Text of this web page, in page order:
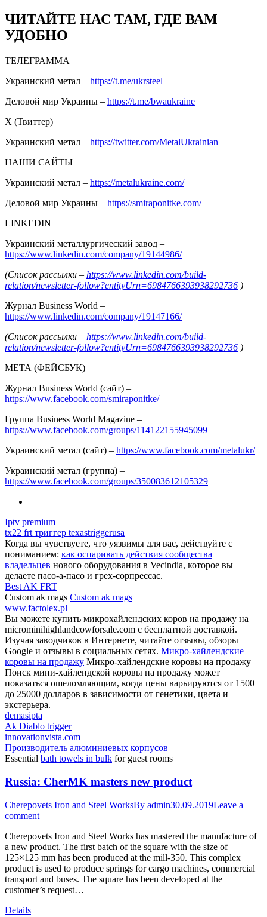
ЧИТАЙТЕ НАС ТАМ, ГДЕ ВАМ
УДОБНО
ТЕЛЕГРАММА
Украинский метал – https://t.me/ukrsteel
Деловой мир Украины – https://t.me/bwaukraine
Х (Твиттер)
Украинский метал – https://twitter.com/MetalUkrainian
НАШИ САЙТЫ
Украинский метал – https://metalukraine.com/
Деловой мир Украины – https://smiraponitke.com/
LINKEDIN
Украинский металлургический завод –
https://www.linkedin.com/company/19144986/
(Список рассылки – https://www.linkedin.com/build-
relation/newsletter-follow?entityUrn=6984766393938292736 )
Журнал Business World –
https://www.linkedin.com/company/19147166/
(Список рассылки – https://www.linkedin.com/build-
relation/newsletter-follow?entityUrn=6984766393938292736 )
МЕТА (ФЕЙСБУК)
Журнал Business World (сайт) –
https://www.facebook.com/smiraponitke/
Группа Business World Magazine –
https://www.facebook.com/groups/114122155945099
Украинский метал (сайт) – https://www.facebook.com/metalukr/
Украинский метал (группа) –
https://www.facebook.com/groups/350083612105329
Iptv premium
tx22 frt триггер texastriggerusa
Когда вы чувствуете, что уязвимы для вас, действуйте с
пониманием: как оспаривать действия сообщества
владельцев нового оборудования в Vecindia, которое вы
делаете пасо-а-пасо и грех-сорпрессас.
Best AK FRT
Custom ak mags Custom ak mags
www.factolex.pl
Вы можете купить микрохайлендских коров на продажу на
microminihighlandcowforsale.com с бесплатной доставкой.
Изучая заводчиков в Интернете, читайте отзывы, обзоры
Google и отзывы в социальных сетях. Микро-хайлендские
коровы на продажу Микро-хайлендские коровы на продажу
Поиск мини-хайлендской коровы на продажу может
показаться ошеломляющим, когда цены варьируются от 1500
до 25000 долларов в зависимости от генетики, цвета и
экстерьера.
demasipta
Ak Diablo trigger
innovationvista.com
Производитель алюминиевых корпусов
Essential bath towels in bulk for guest rooms
Russia: CherMK masters new product
Cherepovets Iron and Steel WorksBy admin30.09.2019Leave a
comment
Cherepovets Iron and Steel Works has mastered the manufacture of
a new product. The first batch of the square with the size of
125×125 mm has been produced at the mill-350. This complex
product is used to produce springs for cargo machines, commercial
transport and buses. The square has been developed at the
customer’s request…
Details